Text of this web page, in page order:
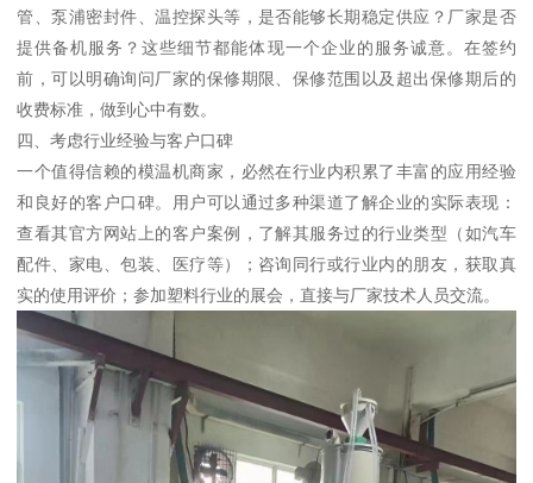
管、泵浦密封件、温控探头等，是否能够长期稳定供应？厂家是否
提供备机服务？这些细节都能体现一个企业的服务诚意。在签约
前，可以明确询问厂家的保修期限、保修范围以及超出保修期后的
收费标准，做到心中有数。
四、考虑行业经验与客户口碑
一个值得信赖的模温机商家，必然在行业内积累了丰富的应用经验
和良好的客户口碑。用户可以通过多种渠道了解企业的实际表现：
查看其官方网站上的客户案例，了解其服务过的行业类型（如汽车
配件、家电、包装、医疗等）；咨询同行或行业内的朋友，获取真
实的使用评价；参加塑料行业的展会，直接与厂家技术人员交流。